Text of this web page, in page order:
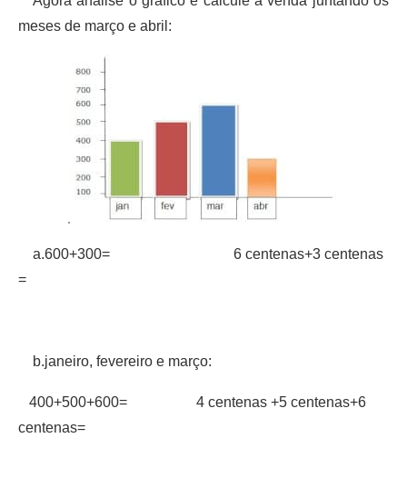
meses de março e abril:
a.600+300= 6 centenas+3 centenas
=
b.janeiro, fevereiro e março:
400+500+600= 4 centenas +5 centenas+6
centenas=